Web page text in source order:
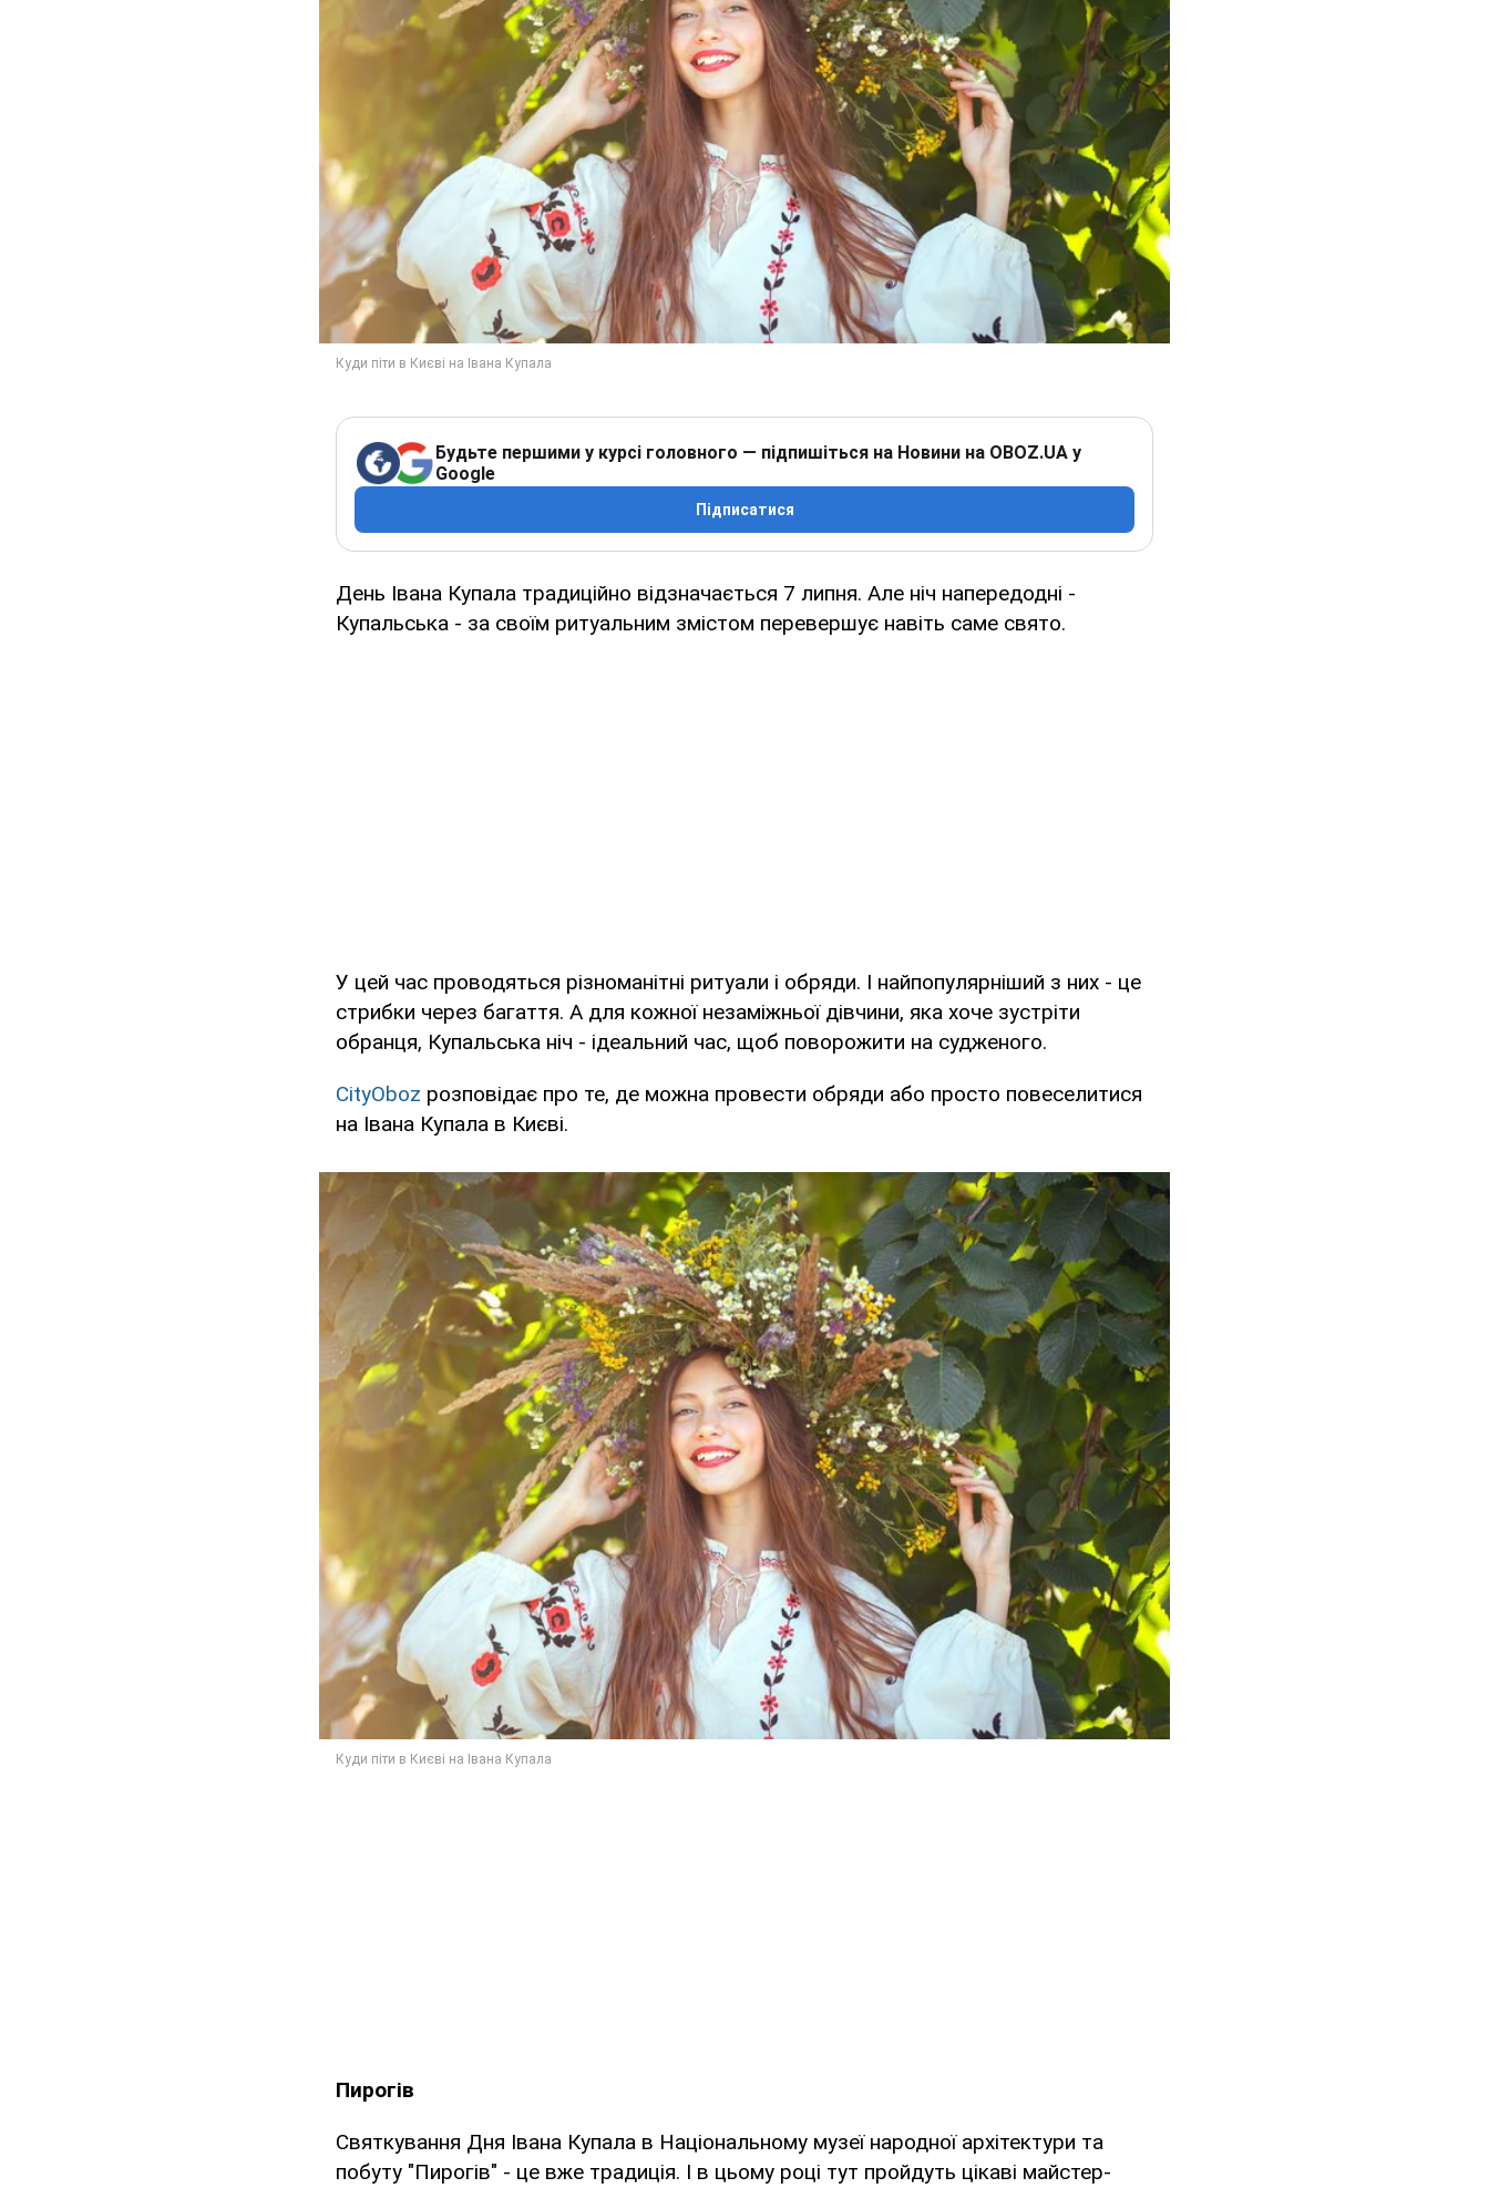
Будьте першими у курсі головного — підпишіться на Новини на OBOZ.UA у
Google
Підписатися
День Івана Купала традиційно відзначається 7 липня. Але ніч напередодні -
Купальська - за своїм ритуальним змістом перевершує навіть саме свято.
У цей час проводяться різноманітні ритуали і обряди. І найпопулярніший з них - це
стрибки через багаття. А для кожної незаміжньої дівчини, яка хоче зустріти
обранця, Купальська ніч - ідеальний час, щоб поворожити на судженого.
CityOboz розповідає про те, де можна провести обряди або просто повеселитися
на Івана Купала в Києві.
Пирогів
Святкування Дня Івана Купала в Національному музеї народної архітектури та
побуту "Пирогів" - це вже традиція. І в цьому році тут пройдуть цікаві майстер-